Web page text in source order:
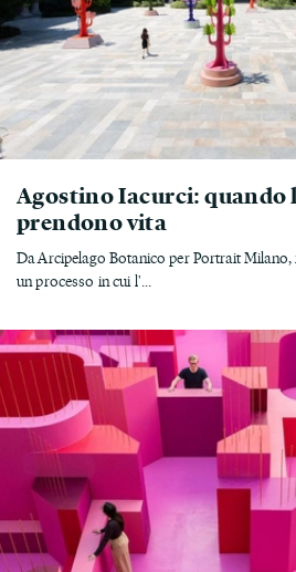
Agostino Iacurci: quando
prendono vita
Da Arcipelago Botanico per Portrait
un processo in cui l'...